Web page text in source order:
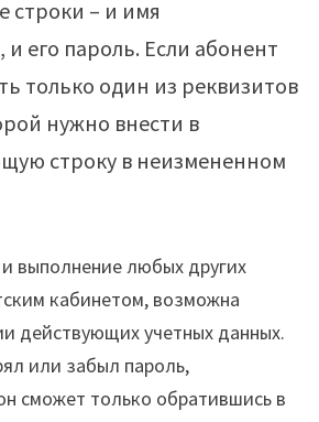
строки – и имя
и его пароль. Если абонент
только один из реквизитов
нужно внести в
строку в неизмененном
выполнение любых других
кабинетом, возможна
действующих учетных данных.
или забыл пароль,
сможет только обратившись в